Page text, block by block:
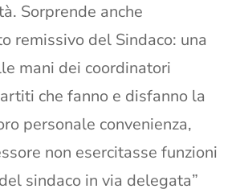
Sorprende anche
remissivo del Sindaco: una
mani dei coordinatori
che fanno e disfanno la
personale convenienza,
non esercitasse funzioni
sindaco in via delegata”